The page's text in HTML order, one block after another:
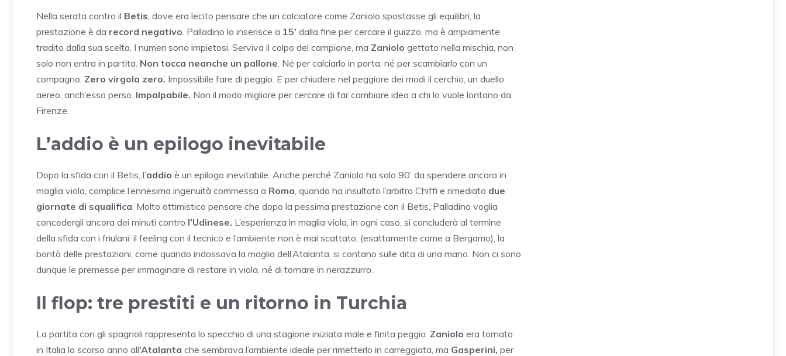
Nella serata contro il Betis , dove era lecito pensare che un calciatore come Zaniolo spostasse gli equilibri, la
prestazione è da record negativo . Palladino lo inserisce a 15’ dalla fine per cercare il guizzo, ma è ampiamente
tradito dalla sua scelta. I numeri sono impietosi. Serviva il colpo del campione, ma Zaniolo gettato nella mischia, non
solo non entra in partita. Non tocca neanche un pallone . Né per calciarlo in porta, né per scambiarlo con un
compagno. Zero virgola zero. Impossibile fare di peggio. E per chiudere nel peggiore dei modi il cerchio, un duello
aereo, anch’esso perso. Impalpabile. Non il modo migliore per cercare di far cambiare idea a chi lo vuole lontano da
Firenze.
L’addio è un epilogo inevitabile
Dopo la sfida con il Betis, l’addio è un epilogo inevitabile. Anche perché Zaniolo ha solo 90’ da spendere ancora in
maglia viola, complice l’ennesima ingenuità commessa a Roma , quando ha insultato l’arbitro Chiffi e rimediato due
giornate di squalifica . Molto ottimistico pensare che dopo la pessima prestazione con il Betis, Palladino voglia
concedergli ancora dei minuti contro l’Udinese. L’esperienza in maglia viola, in ogni caso, si concluderà al termine
della sfida con i friulani: il feeling con il tecnico e l’ambiente non è mai scattato, (esattamente come a Bergamo), la
bontà delle prestazioni, come quando indossava la maglia dell’Atalanta, si contano sulle dita di una mano. Non ci sono
dunque le premesse per immaginare di restare in viola, né di tornare in nerazzurro.
Il flop: tre prestiti e un ritorno in Turchia
La partita con gli spagnoli rappresenta lo specchio di una stagione iniziata male e finita peggio. Zaniolo era tornato
in Italia lo scorso anno all’Atalanta che sembrava l’ambiente ideale per rimetterlo in carreggiata, ma Gasperini, per